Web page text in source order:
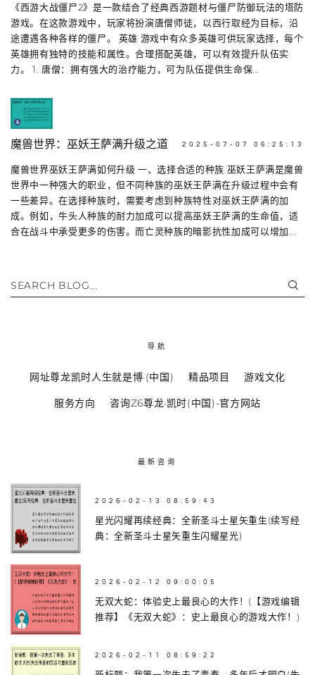
《西游大战僵尸2》是一款结合了经典西游题材与僵尸防御玩法的塔防
游戏。在这款游戏中，玩家将扮演唐僧师徒，以西行取经为目标，沿
途遭遇各种各样的僵尸。 英雄 游戏中有众多英雄可供玩家选择，每个
英雄拥有独特的技能和属性。合理搭配英雄，可以有效提升队伍实
力。 1. 唐僧：拥有强大的治疗能力，可为队伍提供生命保...
魔兽世界：巫妖王萨满升级之道 2025-07-07 06:25:13
魔兽世界巫妖王萨满如何升级 一、选择合适的种族 巫妖王萨满是魔兽
世界中一种强大的职业，但不同种族的巫妖王萨满在升级过程中会有
一些差异。在选择种族时，需要考虑到种族特性对巫妖王萨满的加
成。例如，牛头人种族的耐力加成可以提高巫妖王萨满的生命值，适
合在战斗中承受更多的伤害。而亡灵种族的暗影抗性加成可以增加...
SEARCH BLOG...
导航
网址尊龙凯时人生就是博·(中国) 精品项目 游戏文化
服务方向 咨询Z6尊龙·凯时(中国)-官方网站
最新咨询
2026-02-13 08:59:43
星光闪耀再续经典：全新圣斗士星矢重生(续写经
典：全新圣斗士星矢重生闪耀星光)
2026-02-12 09:00:05
无双大蛇：体验史上最良心的大作！(【游戏编辑
推荐】《无双大蛇》：史上最良心的游戏大作！)
2026-02-11 08:59:22